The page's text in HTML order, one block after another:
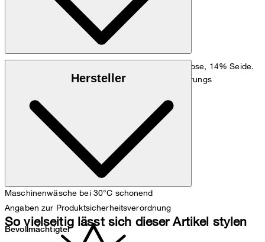
Denim aus 54% Baumwolle (Organic), 32% Viskose, 14% Seide.
Hinweis: Enthält nichttextile Teile tierischen Ursprungs
Maschinenwäsche bei 30°C schonend
Hersteller
Angaben zur Produktsicherheitsverordnung
Bevollmächtigter
So vielseitig lässt sich dieser Artikel stylen